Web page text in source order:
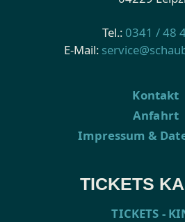
Tel.: 0341 / 48
E-Mail:
Kontakt
Anfahrt
Impressum &
TICKETS
TICKETS -